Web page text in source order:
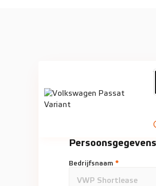
Persoonsgegevens
Bedrijfsnaam *